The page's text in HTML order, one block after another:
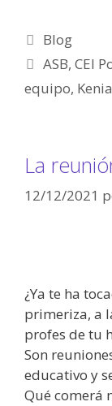
Blog
ASB,CEI
equipo, Kenia
La
12/12/2021
¿Ya te ha
primeriza, a
profes de tu
Son
educativo y
Qué comerá